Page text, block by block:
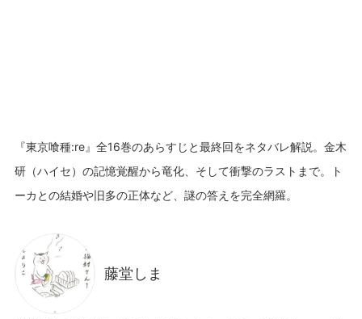
『東京喰種:re』全16巻のあらすじと最終回をネタバレ解説。金木
研（ハイセ）の記憶覚醒から竜化、そして衝撃のラストまで。ト
藤堂しま